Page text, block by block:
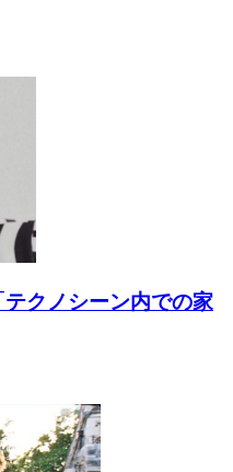
クノシーン内での家